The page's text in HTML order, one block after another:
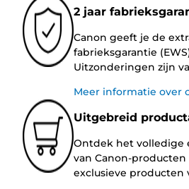
2 jaar
Canon geeft je de
fabrieksgarantie
Uitzonderingen zijn
Meer informatie over
Uitgebreid
Ontdek het volledige
van Canon-
exclusieve producten